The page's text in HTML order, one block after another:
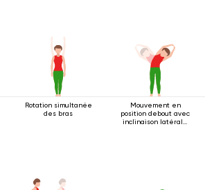
Rotation simultanée
des bras
Mouvement en
position debout avec
inclinaison latérale